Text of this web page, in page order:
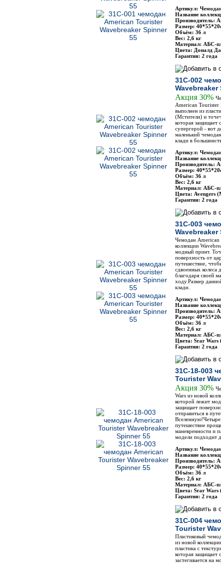
Артикул:
Название
Производитель:
Размер:
Объём: 36 л
Вес: 2,6 кг
Материал: АБС-
Цвета: Доналд
Гарантия: 2 года
31C-002
Wavebreaker
Акция 30%
American Tourister
выполнен из
(Мстители) и
которая защищает
супергерой - вот
маленький
клади в
Артикул:
Название
Производитель:
Размер:
Объём: 36 л
Вес: 2,6 кг
Материал: АБС-
Цвета: Avengers
Гарантия: 2 года
31C-003
Wavebreaker
Чемодан American
коллекции
модный принт.
поверхность от
путешествие,
сдвоенных колеса
благодаря своей
ходу.Размер
клади.
Артикул:
Название
Производитель:
Размер:
Объём: 36 л
Вес: 2,6 кг
Материал: АБС-
Цвета: Srar Wars
Гарантия: 2 года
31C-18-003
Tourister
Акция 30%
Wars из новой
которой лежит
защищает
отправиться в
Вселенную!Четыре
путешествие
маневренности и
модели подходит
Артикул:
Название
Производитель:
Размер:
Объём: 36 л
Вес: 2,6 кг
Материал: АБС-
Цвета: Srar Wars
Гарантия: 2 года
31C-004
Tourister
Пластиковый
из новой
пластика с
которая защищает
застегивается на